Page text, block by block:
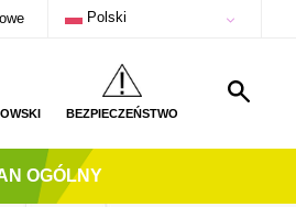
Polski
BEZPIECZEŃSTWO
OGÓLNY